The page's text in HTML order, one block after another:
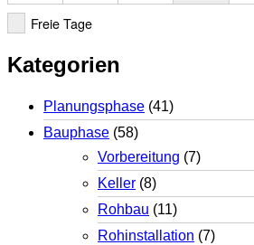
Freie Tage
Kategorien
Planungsphase (41)
Bauphase (58)
Vorbereitung (7)
Keller (8)
Rohbau (11)
Rohinstallation (7)